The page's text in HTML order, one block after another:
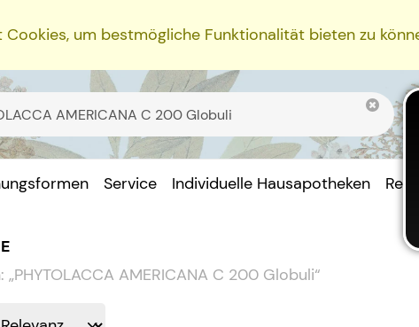
Cookies, um bestmögliche Funktionalität bieten zu
Service Individuelle Hausapotheken
„PHYTOLACCA AMERICANA C 200 Globuli“